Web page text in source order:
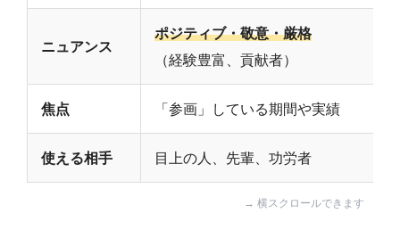
ニュアンス
ポジティブ・敬意・厳格
（経験豊富、貢献者）
焦点 「参画」している期間や実績
使える相手 目上の人、先輩、功労者